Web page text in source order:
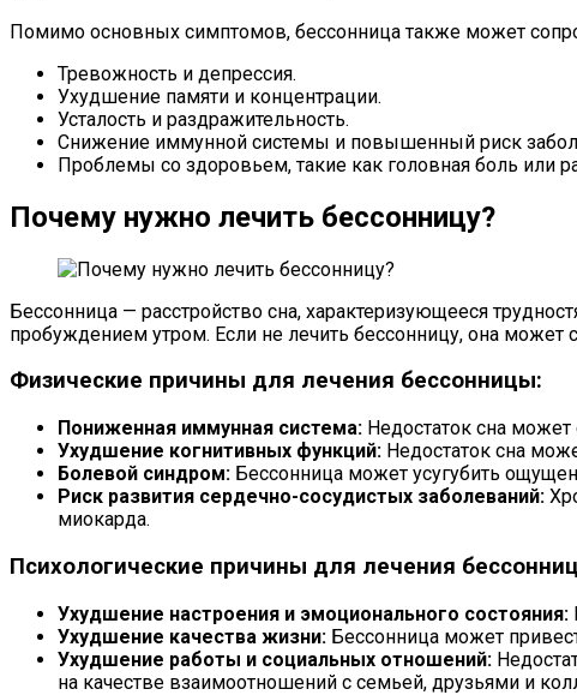
Помимо основных симптомов, бессонница также может
Тревожность и депрессия.
Ухудшение памяти и концентрации.
Усталость и раздражительность.
Снижение иммунной системы и повышенный риск
Проблемы со здоровьем, такие как головная боль или
Почему нужно лечить бессонницу?
Бессонница — расстройство сна, характеризующееся
пробуждением утром. Если не лечить бессонницу, она может
Физические причины для лечения бессонницы:
Пониженная иммунная система: Недостаток сна
Ухудшение когнитивных функций: Недостаток сна
Болевой синдром: Бессонница может усугубить
Риск развития сердечно-сосудистых заболеваний:
миокарда.
Психологические причины для лечения
Ухудшение настроения и эмоционального состояния:
Ухудшение качества жизни: Бессонница может
Ухудшение работы и социальных отношений:
на качестве взаимоотношений с семьей, друзьями и